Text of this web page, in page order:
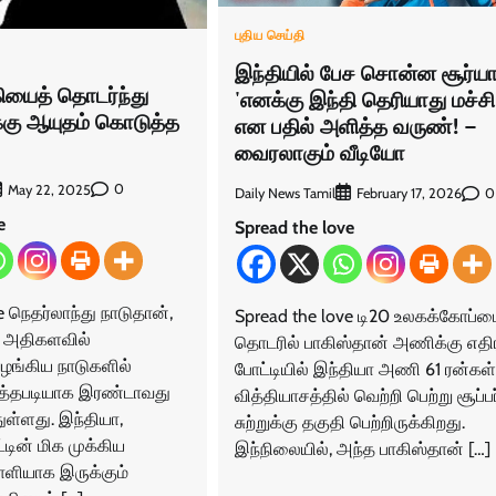
தொடர்ந்து
ஆயுதம் கொடுத்த
May 22, 2025 0
நெதர்லாந்து நாடுதான்,
அதிகளவில்
நாடுகளில்
இரண்டாவது
இந்தியா,
மிக முக்கிய
இருக்கும்
புதிய செய்தி
இந்தியில் பேச சொன்ன
'எனக்கு இந்தி தெரியாது
என பதில் அளித்த வருண்! –
வைரலாகும் வீடியோ
Daily News Tamil February 17, 2026 0
Spread the love
Spread the love டி20
தொடரில் பாகிஸ்தான் அணிக்கு
போட்டியில் இந்தியா அணி 61 ரன்கள்
வித்தியாசத்தில் வெற்றி பெற்று
சுற்றுக்கு தகுதி பெற்றிருக்கிறது.
இந்நிலையில், அந்த பாகிஸ்தான் […]